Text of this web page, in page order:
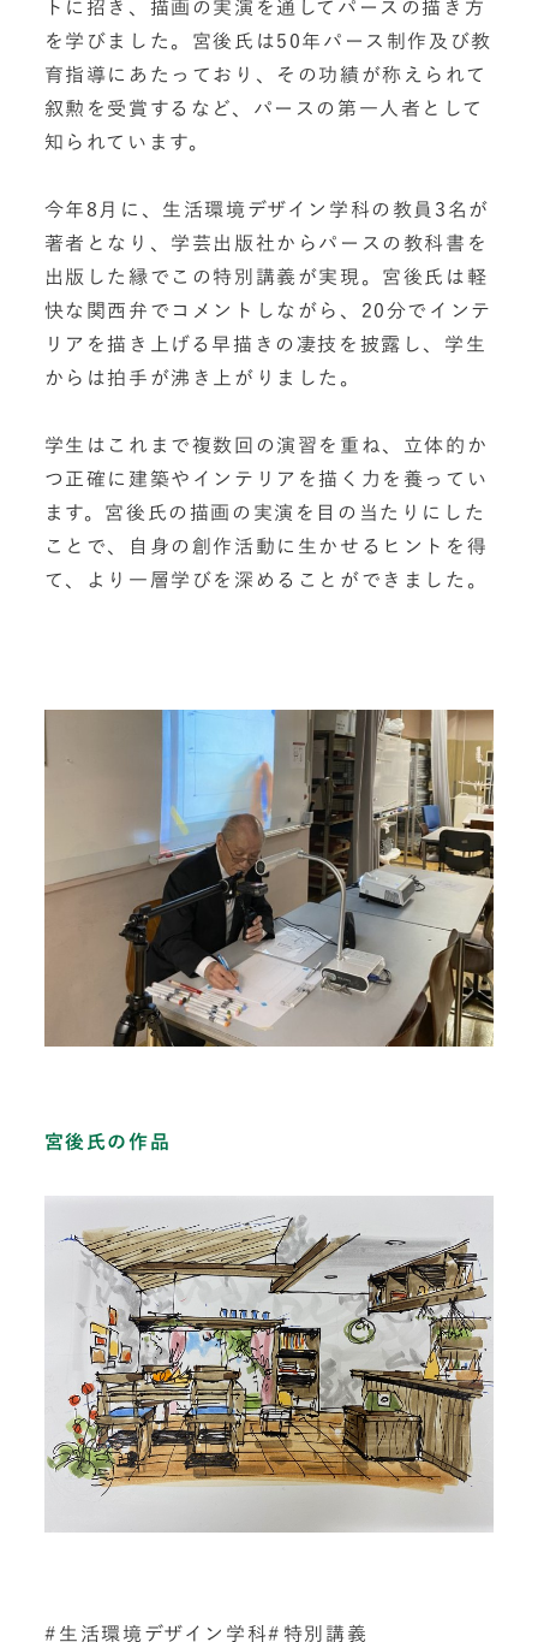
トに招き、描画の実演を通してパースの描き方
を学びました。宮後氏は50年パース制作及び教
育指導にあたっており、その功績が称えられて
叙勲を受賞するなど、パースの第一人者として
知られています。
今年8月に、生活環境デザイン学科の教員3名が
著者となり、学芸出版社からパースの教科書を
出版した縁でこの特別講義が実現。宮後氏は軽
快な関西弁でコメントしながら、20分でインテ
リアを描き上げる早描きの凄技を披露し、学生
からは拍手が沸き上がりました。
学生はこれまで複数回の演習を重ね、立体的か
つ正確に建築やインテリアを描く力を養ってい
ます。宮後氏の描画の実演を目の当たりにした
ことで、自身の創作活動に生かせるヒントを得
て、より一層学びを深めることができました。
宮後氏の作品
生活環境デザイン学科 特別講義